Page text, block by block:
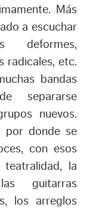
Más
a escuchar
deformes,
radicales, etc.
bandas
separarse
nuevos.
por donde se
con esos
la
guitarras
los arreglos